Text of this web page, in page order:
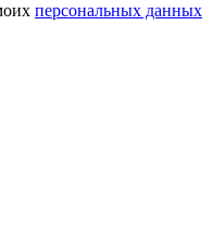
персональных данных